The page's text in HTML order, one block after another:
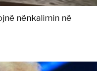
nënkalimin në